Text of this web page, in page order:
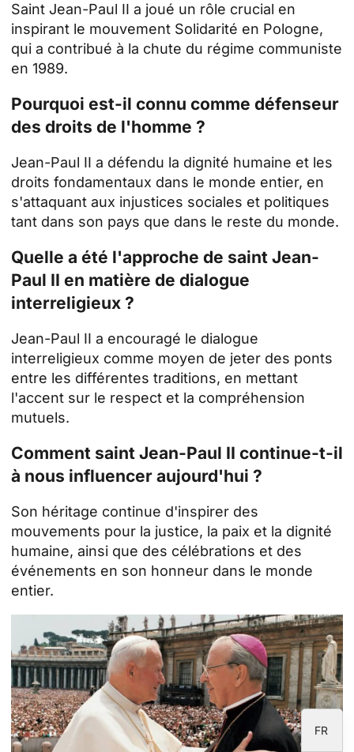
Saint Jean-Paul II a joué un rôle crucial en
inspirant le mouvement Solidarité en Pologne,
qui a contribué à la chute du régime communiste
en 1989.
Pourquoi est-il connu comme défenseur
des droits de l'homme ?
Jean-Paul II a défendu la dignité humaine et les
droits fondamentaux dans le monde entier, en
s'attaquant aux injustices sociales et politiques
tant dans son pays que dans le reste du monde.
Quelle a été l'approche de saint Jean-
Paul II en matière de dialogue
interreligieux ?
Jean-Paul II a encouragé le dialogue
interreligieux comme moyen de jeter des ponts
entre les différentes traditions, en mettant
l'accent sur le respect et la compréhension
mutuels.
Comment saint Jean-Paul II continue-t-il
à nous influencer aujourd'hui ?
Son héritage continue d'inspirer des
mouvements pour la justice, la paix et la dignité
humaine, ainsi que des célébrations et des
événements en son honneur dans le monde
entier.
FR
ES
EN
IT
DE